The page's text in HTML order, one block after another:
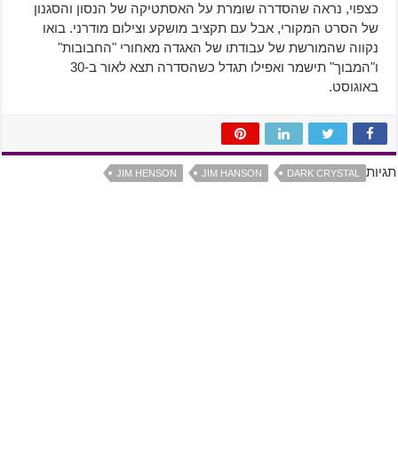
כצפוי, נראה שהסדרה שומרת על האסתטיקה של הנסון והסגנון
של הסרט המקורי, אבל עם תקציב מושקע וצילום מודרני. בואו
נקווה שהמורשת של עבודתו של האגדה מאחורי "החבובות"
ו"המבוך" תישמר ואפילו תגדל כשהסדרה תצא לאור ב-30
באוגוסט.
תגיות DARK CRYSTAL
JIM HANSON
JIM HENSON